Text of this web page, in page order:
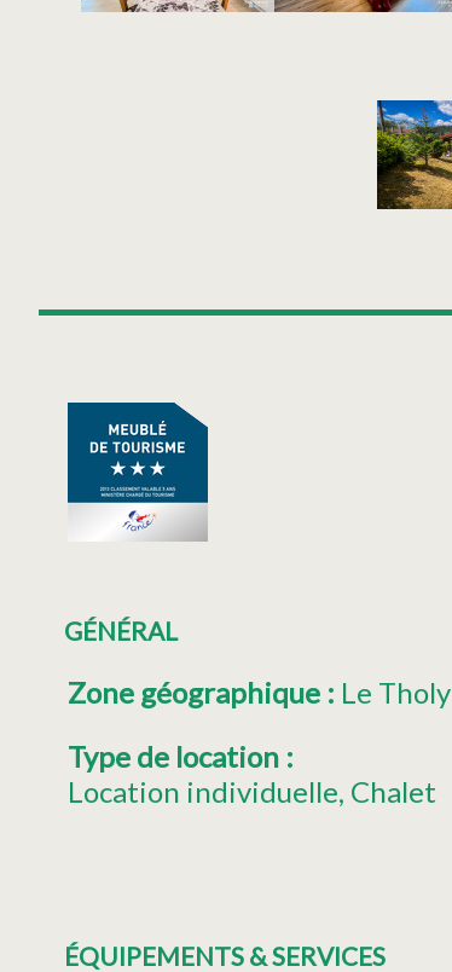
GÉNÉRAL
Zone géographique : Le Tholy
Type de location :
Location individuelle Chalet
ÉQUIPEMENTS & SERVICES